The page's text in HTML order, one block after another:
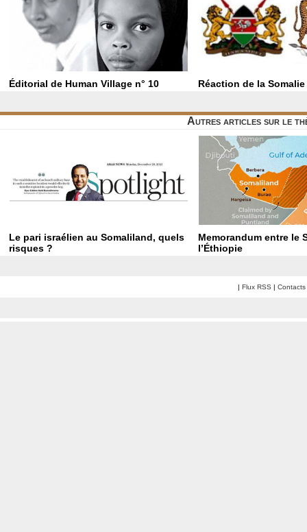
Éditorial de Human Village n° 10 Réaction de la Somalie
Autres articles sur le
Le pari israélien au Somaliland, quels
risques ?
Memorandum entre le
l’Éthiopie
| Flux RSS | Contacts